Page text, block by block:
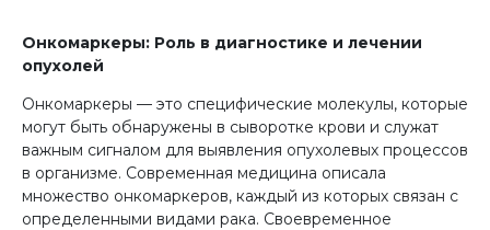
Онкомаркеры: Роль в диагностике и лечении
опухолей
Онкомаркеры — это специфические молекулы, которые
могут быть обнаружены в сыворотке крови и служат
важным сигналом для выявления опухолевых процессов
в организме. Современная медицина описала
множество онкомаркеров, каждый из которых связан с
определенными видами рака. Своевременное